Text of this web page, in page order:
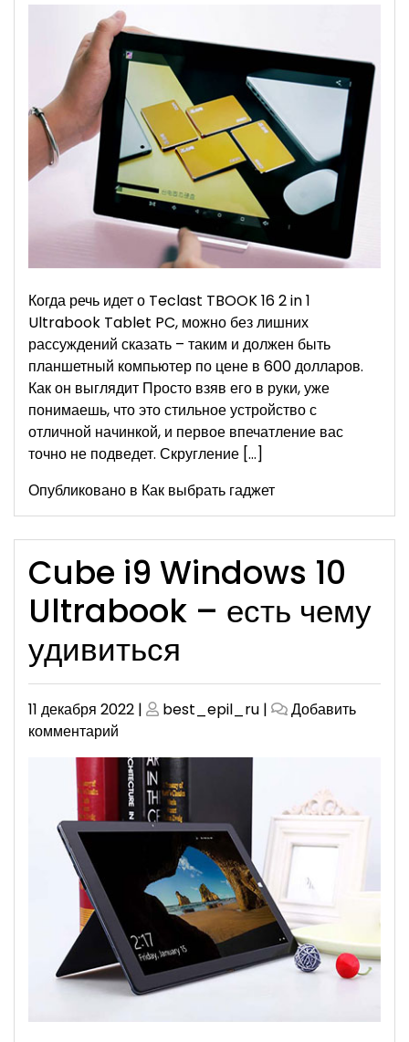
TBOOK
2
in
Ultrabook
–
стильный
и
уверенный
Когда речь идет о Teclast TBOOK 16 2 in 1
Ultrabook Tablet PC, можно без лишних
рассуждений сказать – таким и должен быть
планшетный компьютер по цене в 600 долларов.
Как он выглядит Просто взяв его в руки, уже
понимаешь, что это стильное устройство с
отличной начинкой, и первое впечатление вас
точно не подведет. Скругление […]
Опубликовано в Как выбрать гаджет
Cube i9 Windows 10
Ultrabook – есть чему
удивиться
Опубликовано
11 декабря 2022 | Опубликовано
best_epil_ru |
Добавить
комментарий
Cube
i9
Windows
10
есть
удивиться